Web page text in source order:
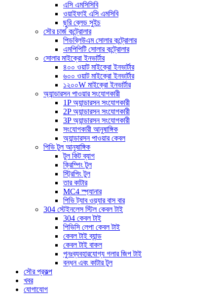
এসি এমসিসিবি
ওয়াইফাই এসি এমসিবি
ছুরি ব্লেড সুইচ
সৌর চার্জ কন্ট্রোলার
পিডব্লিউএম সোলার কন্ট্রোলার
এমপিপিটি সোলার কন্ট্রোলার
সোলার মাইক্রো ইনভার্টার
৪০০ ওয়াট মাইক্রো ইনভার্টার
৬০০ ওয়াট মাইক্রো ইনভার্টার
১২০০W মাইক্রো ইনভার্টার
অ্যান্ডারসন পাওয়ার সংযোগকারী
1P অ্যান্ডারসন সংযোগকারী
2P অ্যান্ডারসন সংযোগকারী
3P অ্যান্ডারসন সংযোগকারী
সংযোগকারী আনুষাঙ্গিক
অ্যান্ডারসন পাওয়ার কেবল
পিভি টুল আনুষাঙ্গিক
টুল কিট ব্যাগ
ক্রিম্পিং টুল
স্ট্রিপিং টুল
তার কাটার
MC4 স্প্যানার
পিভি ট্যাব ওয়্যার বাস বার
304 স্টেইনলেস স্টিল কেবল টাই
304 কেবল টাই
পিভিসি লেপা কেবল টাই
কেবল টাই ব্যান্ড
কেবল টাই বাকল
পুনঃব্যবহারযোগ্য গলার জিপ টাই
বন্ধন এবং কাটার টুল
সৌর প্রকল্প
খবর
যোগাযোগ